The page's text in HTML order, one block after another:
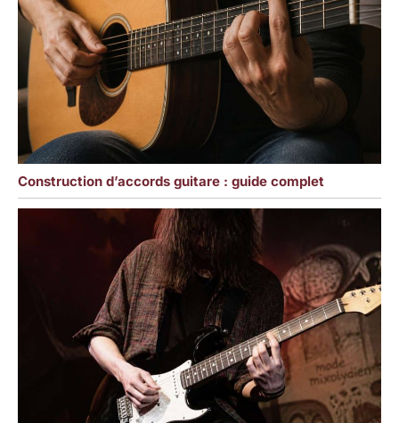
Construction d’accords guitare : guide complet